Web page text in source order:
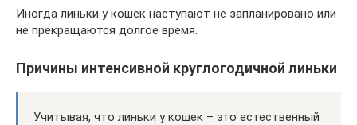
Иногда линьки у кошек наступают не запланировано или
не прекращаются долгое время.
Причины интенсивной круглогодичной линьки
Учитывая, что линьки у кошек – это естественный